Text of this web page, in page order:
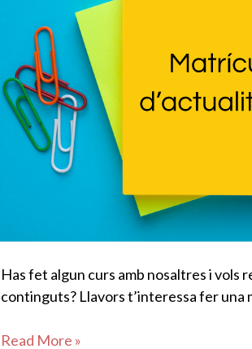
Has fet algun curs amb nosaltres i vols
continguts? Llavors t’interessa fer una
Matrícula
Read More »